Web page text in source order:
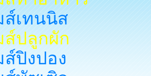
เทนนิส
ส์ปลูกผัก
ส์ปิงปอง